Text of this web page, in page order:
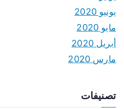
يونيو 2020
مايو 2020
أبريل 2020
مارس 2020
تصنيفات